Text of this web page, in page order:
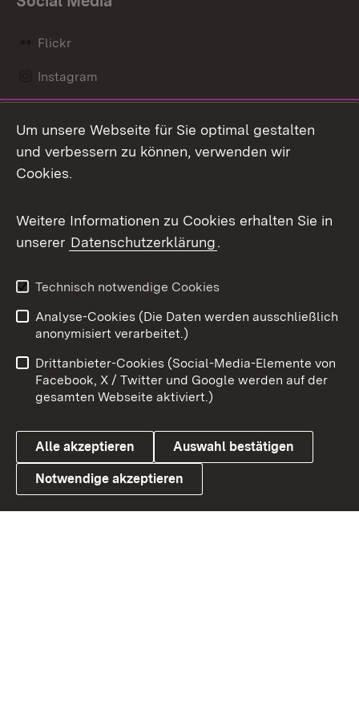
Flickr
Instagram
Mastodon
Messenger
Social Wall
X / Twitter
Youtube
Link zum Landesportal
Benutzungshinweise
Barrierefreiheit
Datenschutz
Cookies
Um unsere Webseite für Sie optimal gestalten
und verbessern zu können, verwenden wir
Cookies.
Weitere Informationen zu Cookies erhalten Sie in
unserer Datenschutzerklärung.
Technisch notwendige Cookies
Analyse-Cookies (Die Daten werden ausschließlich
anonymisiert verarbeitet.)
Drittanbieter-Cookies (Social-Media-Elemente von
Facebook, X / Twitter und Google werden auf der
gesamten Webseite aktiviert.)
Alle akzeptieren Auswahl bestätigen
Notwendige akzeptieren